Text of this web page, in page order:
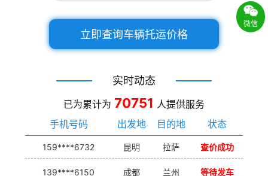
立即查询车辆托运价格
实时动态
已为累计为 70751 人提供服务
手机号码
出发地 目的地 状态
159****6732 昆明 拉萨 查价成功
139****6150 成都 兰州 等待发车
微信